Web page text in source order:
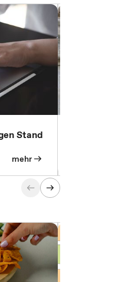
Stand
mehr